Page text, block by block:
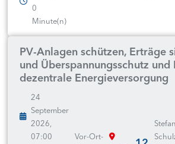
0
Minute(n)
PV-Anlagen schützen, Erträge
und Überspannungsschutz
dezentrale Energieversorgung
24
September
2026,
07:00
Vor-Ort-